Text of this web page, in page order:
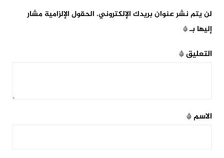
لن يتم نشر عنوان بريدك الإلكتروني. الحقول الإلزامية مشار
إليها بـ*
التعليق*
الاسم*